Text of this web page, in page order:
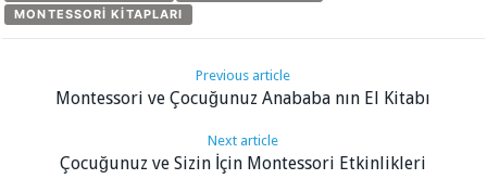
MONTESSORI KITAPLARI
Previous article
Montessori ve Çocuğunuz Anababa nın El Kitabı
Next article
Çocuğunuz ve Sizin İçin Montessori Etkinlikleri